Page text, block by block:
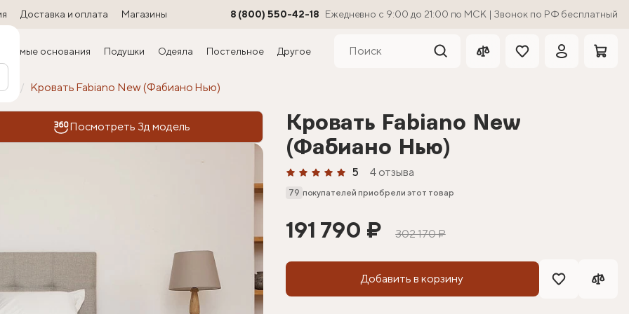
Доставка и оплата Магазины 8 (800) 550-42-18 Ежедневно с 9:00 до 21:00 по МСК | Звонок по РФ бесплатный
основания Подушки Одеяла Постельное Другое
Кровать Fabiano New (Фабиано Нью)
Посмотреть 3д модель
Кровать Fabiano New
(Фабиано Нью)
5 4 отзыва
79 покупателей приобрели этот товар
191 790 ₽ 302 170 ₽
Добавить в корзину